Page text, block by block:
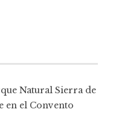
Natural Sierra de
en el Convento